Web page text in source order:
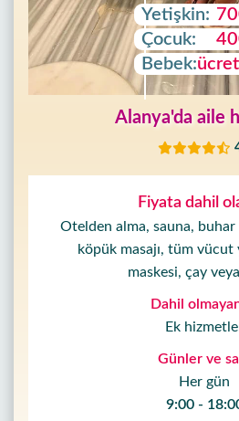
Yetişkin:
Çocuk:
Bebek:
Alanya'da aile
Fiyata dahil
Otelden alma, sauna, buhar
köpük masajı, tüm vücut
maskesi, çay
Dahil
Ek
Günler ve
Her gün
9:00 -